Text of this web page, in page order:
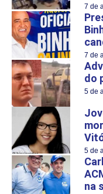
7 de
7 de
do
5 de
5 de
na